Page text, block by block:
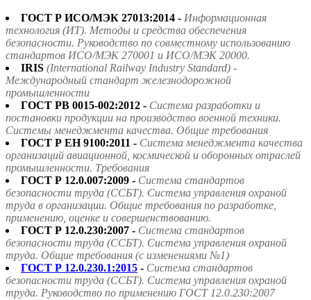
ГОСТ Р ИСО/МЭК 27013:2014 - Информационная
технология (ИТ). Методы и средства обеспечения
безопасности. Руководство по совместному использованию
стандартов ИСО/МЭК 270001 и ИСО/МЭК 20000.
IRIS (International Railway Industry Standard) -
Международный стандарт железнодорожной
промышленности
ГОСТ РВ 0015-002:2012 - Система разработки и
постановки продукции на производство военной техники.
Системы менеджмента качества. Общие требования
ГОСТ Р ЕН 9100:2011 - Система менеджмента качества
организаций авиационной, космической и оборонных отраслей
промышленности. Требования
ГОСТ Р 12.0.007:2009 - Система стандартов
безопасности труда (ССБТ). Система управления охраной
труда в организации. Общие требования по разработке,
применению, оценке и совершенствованию.
ГОСТ Р 12.0.230:2007 - Система стандартов
безопасности труда (ССБТ). Система управления охраной
труда. Общие требования (с изменениями №1)
ГОСТ Р 12.0.230.1:2015 - Система стандартов
безопасности труда (ССБТ). Система управления охраной
труда. Руководство по применению ГОСТ 12.0.230:2007